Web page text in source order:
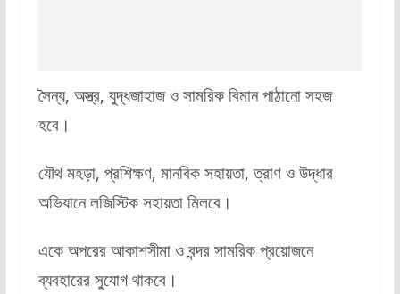
সৈন্য, অস্ত্র, যুদ্ধজাহাজ ও সামরিক বিমান পাঠানো সহজ
হবে।
যৌথ মহড়া, প্রশিক্ষণ, মানবিক সহায়তা, ত্রাণ ও উদ্ধার
অভিযানে লজিস্টিক সহায়তা মিলবে।
একে অপরের আকাশসীমা ও বন্দর সামরিক প্রয়োজনে
ব্যবহারের সুযোগ থাকবে।